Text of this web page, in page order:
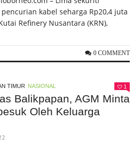
kabel seharga Rp20,4 juta
Refinery Nusantara (KRN),
0 COMMENT
TIMUR NASIONAL 1
Balikpapan, AGM Minta
Oleh Keluarga